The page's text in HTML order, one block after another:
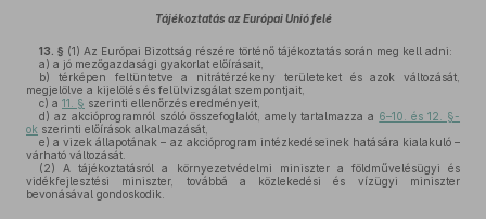
Tájékoztatás az Európai Unió felé
13. § (1) Az Európai Bizottság részére történő tájékoztatás során meg kell adni:
a) a jó mezőgazdasági gyakorlat előírásait,
b) térképen feltüntetve a nitrátérzékeny területeket és azok változását,
megjelölve a kijelölés és felülvizsgálat szempontjait,
c) a 11. § szerinti ellenőrzés eredményeit,
d) az akcióprogramról szóló összefoglalót, amely tartalmazza a 6–10. és 12. §-
ok szerinti előírások alkalmazását,
e) a vizek állapotának – az akcióprogram intézkedéseinek hatására kialakuló –
várható változását.
(2) A tájékoztatásról a környezetvédelmi miniszter a földművelésügyi és
vidékfejlesztési miniszter, továbbá a közlekedési és vízügyi miniszter
bevonásával gondoskodik.